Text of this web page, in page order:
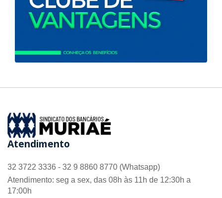
Atendimento
32 3722 3336 - 32 9 8860 8770 (Whatsapp)
Atendimento: seg a sex, das 08h às 11h de 12:30h a
17:00h